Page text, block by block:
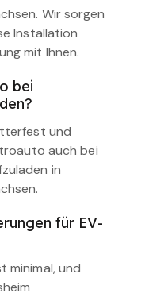
Wir sorgen
Installation
mit Ihnen.
bei
und
auch bei
in
für EV-
minimal, und